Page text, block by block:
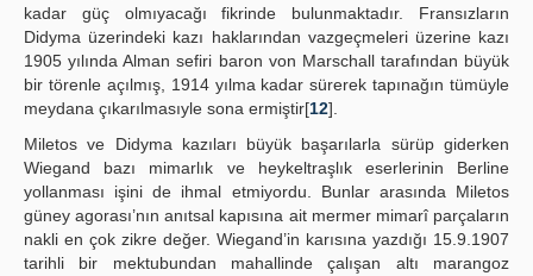
kadar güç olmıyacağı fikrinde bulunmaktadır. Fransızların
Didyma üzerindeki kazı haklarından vazgeçmeleri üzerine kazı
1905 yılında Alman sefiri baron von Marschall tarafından büyük
bir törenle açılmış, 1914 yılma kadar sürerek tapınağın tümüyle
meydana çıkarılmasıyle sona ermiştir[12].
Miletos ve Didyma kazıları büyük başarılarla sürüp giderken
Wiegand bazı mimarlık ve heykeltraşlık eserlerinin Berline
yollanması işini de ihmal etmiyordu. Bunlar arasında Miletos
güney agorası’nın anıtsal kapısına ait mermer mimarî parçaların
nakli en çok zikre değer. Wiegand’in karısına yazdığı 15.9.1907
tarihli bir mektubundan mahallinde çalışan altı marangoz